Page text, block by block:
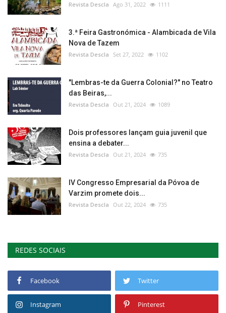
Revista Descla Ago 31, 2022 1111
3.ª Feira Gastronómica - Alambicada de Vila
Nova de Tazem
Revista Descla Set 27, 2022 1102
"Lembras-te da Guerra Colonial?" no Teatro
das Beiras,...
Revista Descla Out 21, 2024 1089
Dois professores lançam guia juvenil que
ensina a debater...
Revista Descla Out 21, 2024 735
IV Congresso Empresarial da Póvoa de
Varzim promete dois...
Revista Descla Out 22, 2024 735
REDES SOCIAIS
Facebook Twitter
Instagram Pinterest